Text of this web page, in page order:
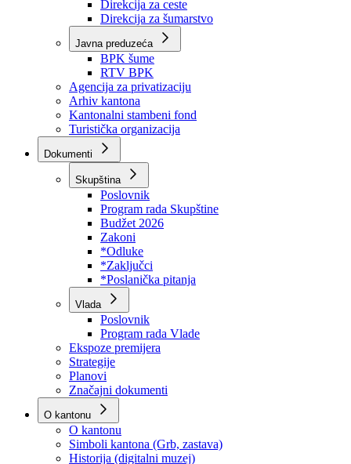
Direkcije
Direkcija za robne rezerve
Direkcija za ceste
Direkcija za šumarstvo
Javna preduzeća
BPK šume
RTV BPK
Agencija za privatizaciju
Arhiv kantona
Kantonalni stambeni fond
Turistička organizacija
Dokumenti
Skupština
Poslovnik
Program rada Skupštine
Budžet 2026
Zakoni
*Odluke
*Zaključci
*Poslanička pitanja
Vlada
Poslovnik
Program rada Vlade
Ekspoze premijera
Strategije
Planovi
Značajni dokumenti
O kantonu